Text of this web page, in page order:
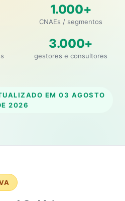
1.000+
CNAEs / segmentos
3.000+
gestores e consultores
EM 03 AGOSTO
2026